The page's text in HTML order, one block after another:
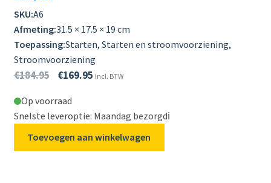
SKU:A6
Afmeting:31.5 × 17.5 × 19 cm
Toepassing:Starten, Starten en stroomvoorziening,
Stroomvoorziening
€184.95 €169.95 Incl. BTW
Op voorraad
Snelste leveroptie: Maandag bezorgdℹ️
Toevoegen aan winkelwagen